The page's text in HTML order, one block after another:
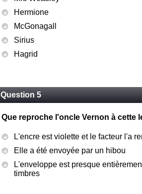
Hermione
McGonagall
Sirius
Hagrid
Question 5
Que reproche l'oncle Vernon à cette
L'encre est violette et le facteur l'a
Elle a été envoyée par un hibou
L'enveloppe est presque
timbres